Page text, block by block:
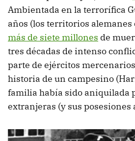
Ambientada en la terrorífica
años (los territorios
más de siete millones de
tres décadas de intenso
parte de ejércitos
historia de un campesino
familia había sido aniquilada
extranjeras (y sus posesiones